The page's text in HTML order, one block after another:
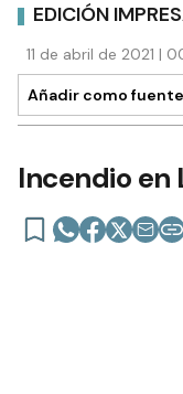
EDICIÓN
11 de abril de 2021 |
Añadir como
Incendio en